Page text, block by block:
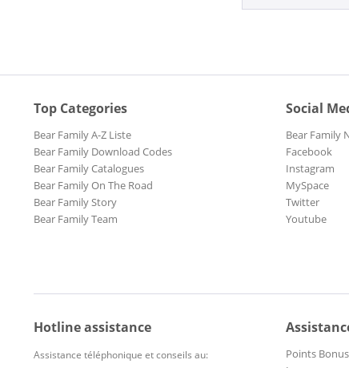
Top Categories
Bear Family A-Z Liste
Bear Family Download Codes
Bear Family Catalogues
Bear Family On The Road
Bear Family Story
Bear Family Team
Social
Bear Family
Facebook
Instagram
MySpace
Twitter
Youtube
Hotline assistance
Assistance téléphonique et conseils au:
Points